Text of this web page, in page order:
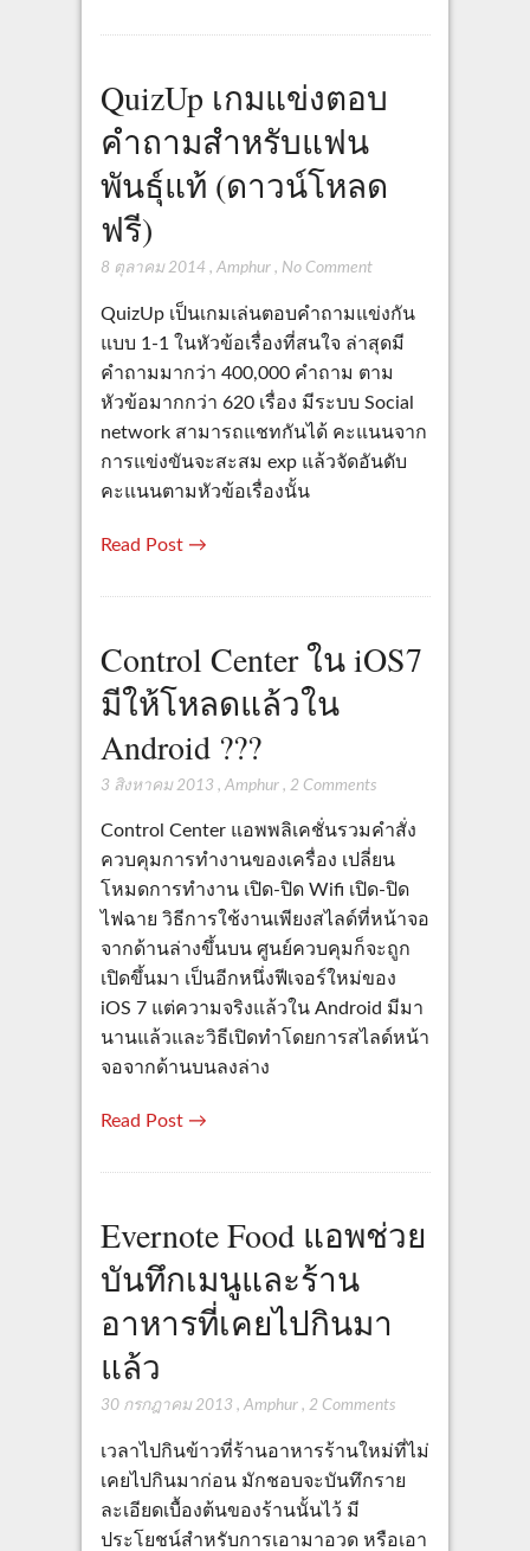
QuizUp เกมแข่งตอบ
คำถามสำหรับแฟน
พันธุ์แท้ (ดาวน์โหลด
ฟรี)
8 ตุลาคม 2014 , Amphur, No Comment
QuizUp เป็นเกมเล่นตอบคำถามแข่งกัน
แบบ 1-1 ในหัวข้อเรื่องที่สนใจ ล่าสุดมี
คำถามมากว่า 400,000 คำถาม ตาม
หัวข้อมากกว่า 620 เรื่อง มีระบบ Social
network สามารถแชทกันได้ คะแนนจาก
การแข่งขันจะสะสม exp แล้วจัดอันดับ
คะแนนตามหัวข้อเรื่องนั้น
Read Post →
Control Center ใน iOS7
มีให้โหลดแล้วใน
Android ???
3 สิงหาคม 2013 , Amphur, 2 Comments
Control Center แอพพลิเคชั่นรวมคำสั่ง
ควบคุมการทำงานของเครื่อง เปลี่ยน
โหมดการทำงาน เปิด-ปิด Wifi เปิด-ปิด
ไฟฉาย วิธีการใช้งานเพียงสไลด์ที่หน้าจอ
จากด้านล่างขึ้นบน ศูนย์ควบคุมก็จะถูก
เปิดขึ้นมา เป็นอีกหนึ่งฟีเจอร์ใหม่ของ
iOS 7 แต่ความจริงแล้วใน Android มีมา
นานแล้วและวิธีเปิดทำโดยการสไลด์หน้า
จอจากด้านบนลงล่าง
Read Post →
Evernote Food แอพช่วย
บันทึกเมนูและร้าน
อาหารที่เคยไปกินมา
แล้ว
30 กรกฎาคม 2013 , Amphur, 2 Comments
เวลาไปกินข้าวที่ร้านอาหารร้านใหม่ที่ไม่
เคยไปกินมาก่อน มักชอบจะบันทึกราย
ละเอียดเบื้องต้นของร้านนั้นไว้ มี
ประโยชน์สำหรับการเอามาอวด หรือเอา